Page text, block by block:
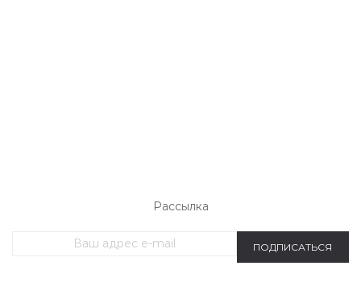
Рассылка
ПОДПИСАТЬСЯ